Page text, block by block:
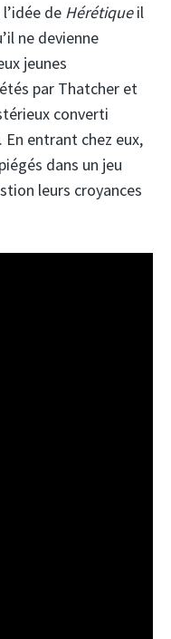
de Hérétiqueil
ne devienne
jeunes
par Thatcher et
converti
entrant chez eux,
dans un jeu
leurs croyances